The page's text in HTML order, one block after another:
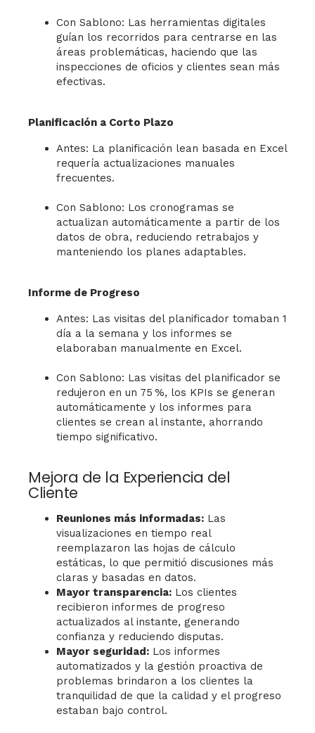
Con Sablono: Las herramientas digitales
guían los recorridos para centrarse en las
áreas problemáticas, haciendo que las
inspecciones de oficios y clientes sean más
efectivas.
Planificación a Corto Plazo
Antes: La planificación lean basada en Excel
requería actualizaciones manuales
frecuentes.
Con Sablono: Los cronogramas se
actualizan automáticamente a partir de los
datos de obra, reduciendo retrabajos y
manteniendo los planes adaptables.
Informe de Progreso
Antes: Las visitas del planificador tomaban 1
día a la semana y los informes se
elaboraban manualmente en Excel.
Con Sablono: Las visitas del planificador se
redujeron en un 75 %, los KPIs se generan
automáticamente y los informes para
clientes se crean al instante, ahorrando
tiempo significativo.
Mejora de la Experiencia del
Cliente
Reuniones más informadas: Las
visualizaciones en tiempo real
reemplazaron las hojas de cálculo
estáticas, lo que permitió discusiones más
claras y basadas en datos.
Mayor transparencia: Los clientes
recibieron informes de progreso
actualizados al instante, generando
confianza y reduciendo disputas.
Mayor seguridad: Los informes
automatizados y la gestión proactiva de
problemas brindaron a los clientes la
tranquilidad de que la calidad y el progreso
estaban bajo control.